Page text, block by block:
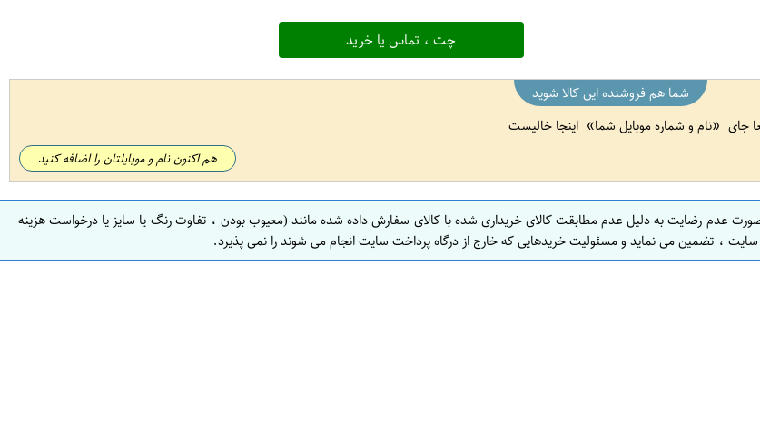
چت ، تماس یا خرید
شما هم فروشنده این کالا شوید
جای
نام و شماره موبایل شما اینجا خالیست
هم اکنون نام و موبایلتان را اضافه کنید
صورت عدم رضایت به دلیل عدم مطابقت کالای خریداری شده با کالای سفارش داده شده مانند (معیوب بودن ، تفاوت رنگ یا سایز یا درخواست هزینه
، تضمین می نماید و مسئولیت خریدهایی که خارج از درگاه پرداخت سایت انجام می شوند را نمی پذیرد.